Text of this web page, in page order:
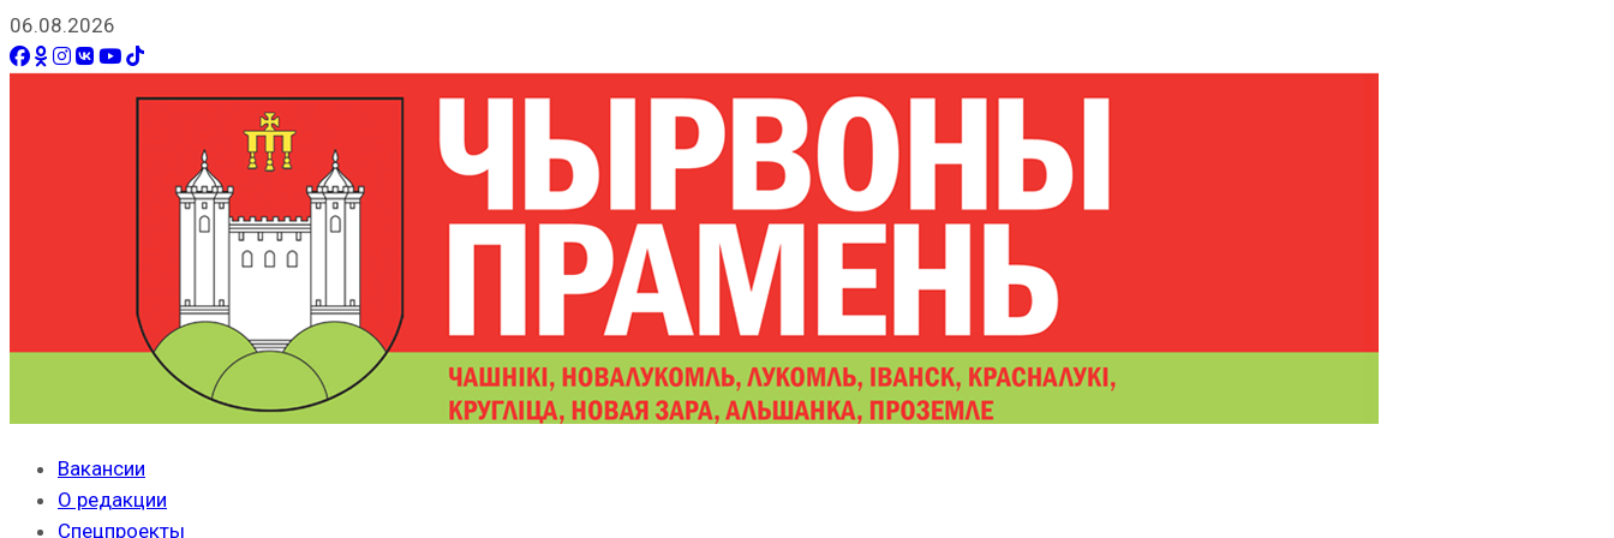
06.08.2026
Вакансии
О редакции
Спецпроекты